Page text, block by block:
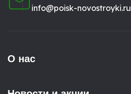
info@poisk-novostroyki.ru
О нас